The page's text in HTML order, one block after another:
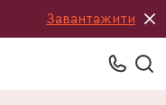
Завантажити